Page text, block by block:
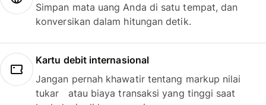
Simpan mata uang Anda di satu tempat, dan
konversikan dalam hitungan detik.
Kartu debit internasional
Jangan pernah khawatir tentang markup nilai
tukar atau biaya transaksi yang tinggi saat